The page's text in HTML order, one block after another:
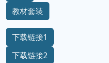
教材套装
下载链接1
下载链接2